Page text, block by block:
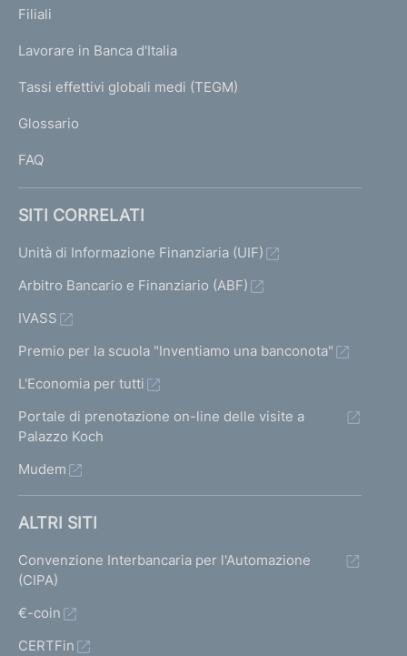
a
g
K
T
I
I
Filiali
Lavorare in Banca d'Italia
Tassi effettivi globali medi (TEGM)
Glossario
FAQ
SITI CORRELATI
Unità di Informazione Finanziaria (UIF)
Arbitro Bancario e Finanziario (ABF)
IVASS
Premio per la scuola "Inventiamo una banconota"
L'Economia per tutti
Portale di prenotazione on-line delle visite a
Palazzo Koch
Mudem
ALTRI SITI
Convenzione Interbancaria per l'Automazione
(CIPA)
€-coin
CERTFin